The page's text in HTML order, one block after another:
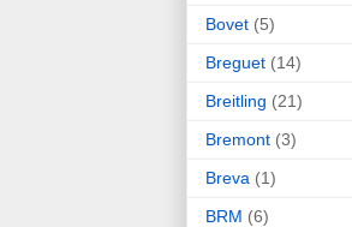
Bovet (5)
Breguet (14)
Breitling (21)
Bremont (3)
Breva (1)
BRM (6)